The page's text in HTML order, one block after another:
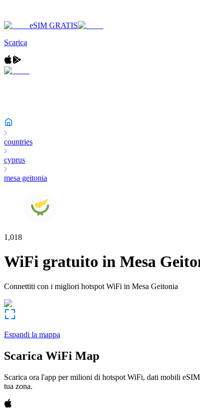
eSIM GRATIS
Scarica
countries
cyprus
mesa geitonia
1,018
WiFi gratuito in Mesa
Connettiti con i migliori hotspot WiFi in Mesa Geitonia
Espandi la mappa
Scarica WiFi Map
Scarica ora l'app per milioni di hotspot WiFi, dati mobili
tua zona.